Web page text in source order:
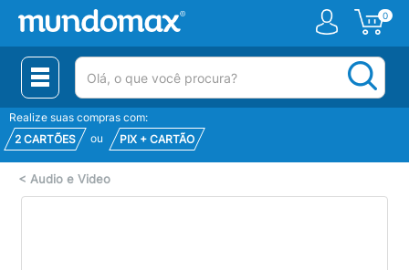
0
(pesquisar)
Realize suas compras com:
2 CARTÕES
ou PIX + CARTÃO
< Audio e Video